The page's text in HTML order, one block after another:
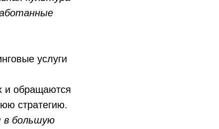
услуги
и обращаются
стратегию.
в большую